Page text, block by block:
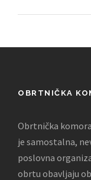
OBRTNIČKA
Obrtnička
je samostalna,
poslovna
obrtu obavljaju